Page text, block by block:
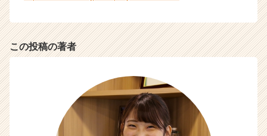
キ
h
e
この投稿の著者